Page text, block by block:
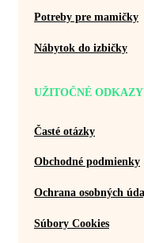
Potreby pre mamičky
Nábytok do izbičky
UŽITOČNÉ ODKAZY
Časté otázky
Obchodné podmienky
Ochrana osobných
Súbory Cookies